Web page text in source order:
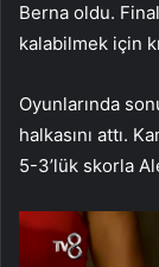
Berna oldu.
kalabilmek için
Oyunlarında
halkasını attı.
5-3’lük skorla